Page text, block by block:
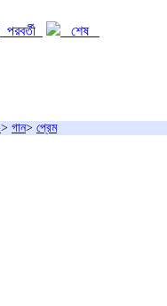
পরবর্তী
শেষ
> গান> প্রেম